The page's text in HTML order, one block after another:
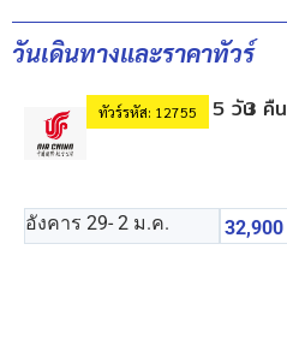
วันเดินทางและราคาทัวร์
ทัวร์รหัส: 12755 5 วัน3 คืน
อังคาร 29- 2 ม.ค. 32,900